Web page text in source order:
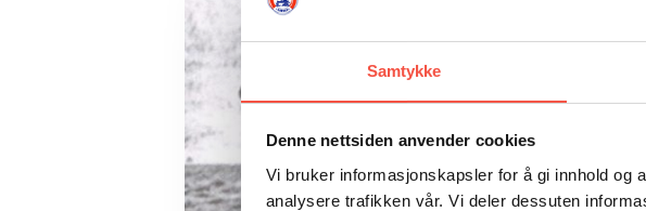
Samtykke
Denne nettsiden anvender cookies
Vi bruker informasjonskapsler for å gi innhold og
analysere trafikken vår. Vi deler dessuten